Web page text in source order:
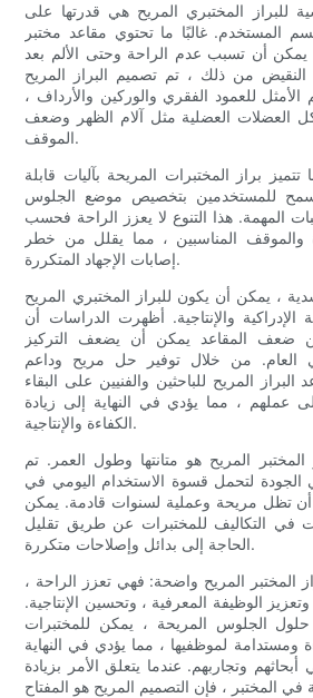
للبراز المختبري المريح هي قدرتها على
المستخدم. غالبًا ما تحتوي مقاعد مختبر
يمكن أن تسبب عدم الراحة وحتى الألم بعد
من ذلك ، تم تصميم البراز المريح
للعمود الفقري والوركين والأرداف ،
العضلات العضلية مثل آلام الظهر وضعف
الموقف.
براز المختبرات المريحة بآليات قابلة
للمستخدمين بتخصيص موضع الجلوس
المهمة. هذا التنوع لا يعزز الراحة فحسب
والموقف المناسبين ، مما يقلل من خطر
إصابات الإجهاد المتكررة.
، يمكن أن يكون للبراز المختبري المريح
الإدراكية والإنتاجية. أظهرت الدراسات أن
عن ضعف المقاعد يمكن أن يضعف التركيز
العام. من خلال توفير حل مريح وداعم
المريح للباحثين والفنيين على البقاء
عملهم ، مما يؤدي في النهاية إلى زيادة
الكفاءة والإنتاجية.
المريح هو متانتها وطول العمر. تم
الجودة لتحمل قسوة الاستخدام اليومي في
أن تظل مريحة وعملية لسنوات قادمة. يمكن
في التكاليف للمختبرات عن طريق تقليل
الحاجة إلى بدائل وإصلاحات متكررة.
المختبر المريح واضحة: فهي تعزز الراحة ،
الوظيفة المعرفية ، وتحسين الإنتاجية.
الجلوس المريحة ، يمكن للمختبرات
ومستدامة لموظفيها ، مما يؤدي في النهاية
وتجاربهم. عندما يتعلق الأمر بزيادة